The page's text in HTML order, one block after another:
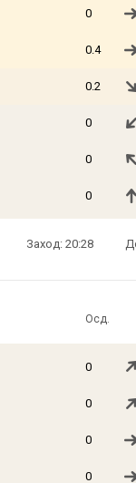
0
0.4
0.2
0
0
0
Заход: 20:28
Осд.
0
0
0
0